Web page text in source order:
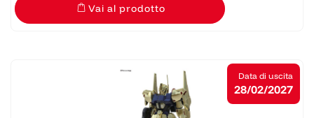
PVC, necessita di montaggio.Vai al prodotto
Data di uscita
28/02/2027